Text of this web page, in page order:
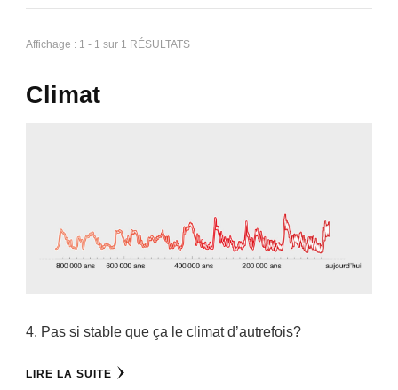
Affichage : 1 - 1 sur 1 RÉSULTATS
Climat
4. Pas si stable que ça le climat d’autrefois?
LIRE LA SUITE